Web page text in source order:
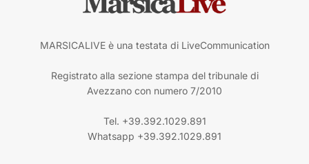
MARSICALIVE è una testata di LiveCommunication
Registrato alla sezione stampa del tribunale di
Avezzano con numero 7/2010
Tel. +39.392.1029.891
Whatsapp +39.392.1029.891